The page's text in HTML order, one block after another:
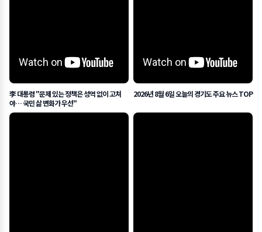
李 대통령 "문제 있는 정책은 성역 없이 고쳐
야… 국민 삶 변화가 우선"
2026년 8월 6일 오늘의 경기도 주요 뉴스 TOP